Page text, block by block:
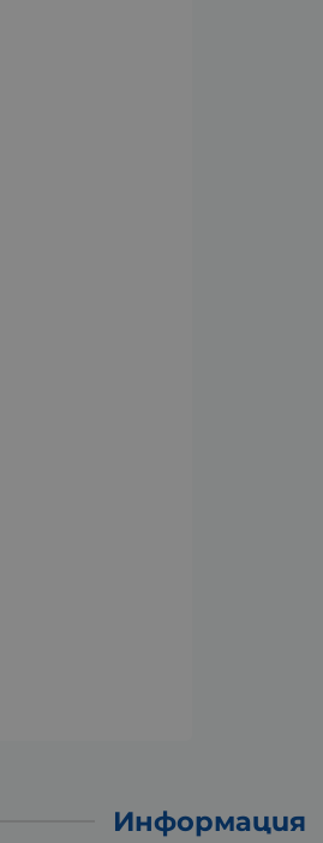
Информация